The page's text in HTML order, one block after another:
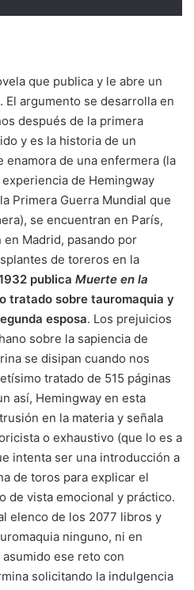
que publica y le abre un
argumento se desarrolla en
después de la primera
y es la historia de un
de una enfermera (la
de Hemingway
Primera Guerra Mundial que
se encuentran en París,
en Madrid, pasando por
de toreros en la
publica Muerte en la
tratado sobre tauromaquia y
esposa. Los prejuicios
sobre la sapiencia de
se disipan cuando nos
tratado de 515 páginas
así, Hemingway en esta
en la materia y señala
o exhaustivo (que lo es a
intenta ser una introducción a
de toros para explicar el
de vista emocional y práctico.
elenco de los 2077 libros y
ninguno, ni en
ese reto con
solicitando la indulgencia